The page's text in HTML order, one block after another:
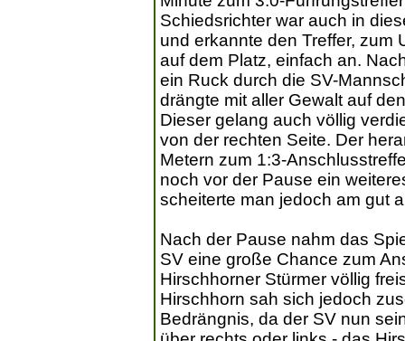
Schiedsrichter war auch in
und erkannte den Treffer, zum
auf dem Platz, einfach an.
ein Ruck durch die SV-
drängte mit aller Gewalt auf
Dieser gelang auch völlig
von der rechten Seite. Der
Metern zum 1:3-
noch vor der Pause ein
scheiterte man jedoch am gut
Nach der Pause nahm das
SV eine große Chance zum
Hirschhorner Stürmer völlig
Hirschhorn sah sich jedoch
Bedrängnis, da der SV nun